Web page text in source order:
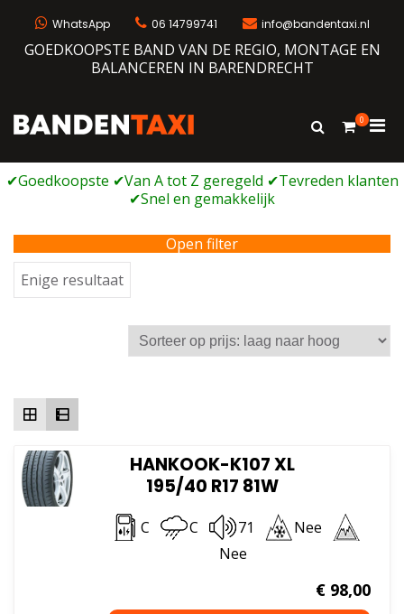
WhatsApp 06 14799741 info@bandentaxi.nl
GOEDKOOPSTE BAND VAN DE REGIO, MONTAGE EN
BALANCEREN IN BARENDRECHT
Bandengarage met eigen webshop
Toon
0
voor
Open filter
Enige resultaat
HANKOOK-K107 XL
195/40 R17 81W
C C 71
Nee
Nee
€98,00